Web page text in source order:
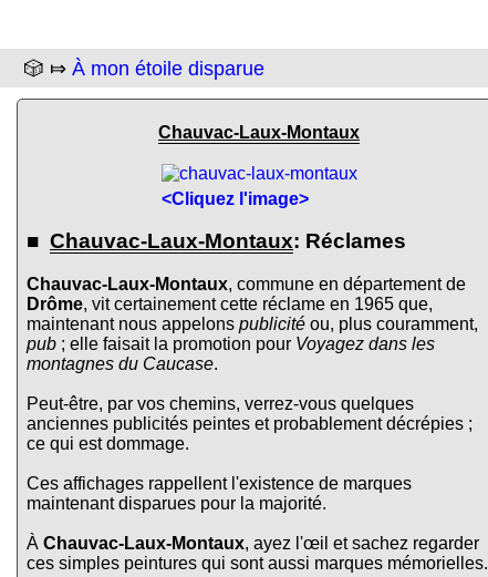
🎲 ⤇ À mon étoile disparue
Chauvac-Laux-Montaux
<Cliquez l'image>
■ Chauvac-Laux-Montaux: Réclames
Chauvac-Laux-Montaux, commune en département de
Drôme, vit certainement cette réclame en 1965 que,
maintenant nous appelons publicité ou, plus couramment,
pub ; elle faisait la promotion pour Voyagez dans les
montagnes du Caucase.
Peut-être, par vos chemins, verrez-vous quelques
anciennes publicités peintes et probablement décrépies ;
ce qui est dommage.
Ces affichages rappellent l'existence de marques
maintenant disparues pour la majorité.
À Chauvac-Laux-Montaux, ayez l'œil et sachez regarder
ces simples peintures qui sont aussi marques mémorielles.